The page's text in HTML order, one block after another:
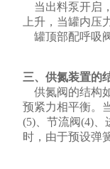
当出料泵开启
上升，当罐内压
罐顶部配呼吸
三、供氮装置的
供氮阀的结构
预紧力相平衡。
(5)、节流阀(4)
时，由于预设弹